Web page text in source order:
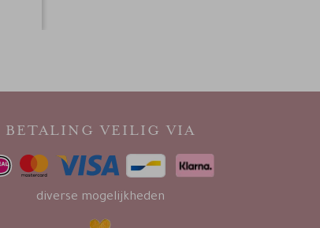
BETALING VEILIG VIA
diverse mogelijkheden